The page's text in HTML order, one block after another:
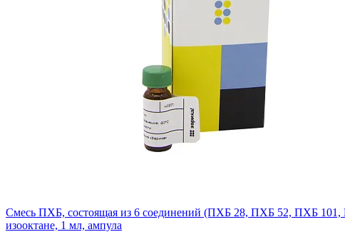
Смесь ПХБ, состоящая из 6 соединений (ПХБ 28, ПХБ 52, ПХБ
изооктане, 1 мл, ампула